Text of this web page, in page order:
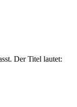
Der Titel lautet: